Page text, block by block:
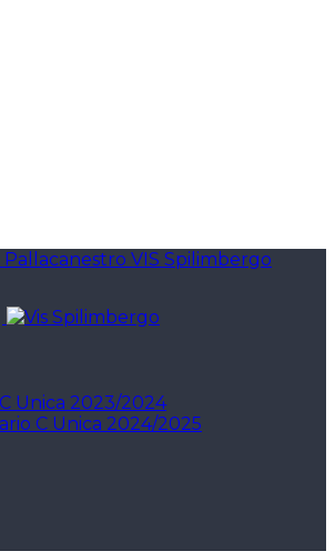
Pallacanestro VIS Spilimbergo
Unica 2023/2024
C Unica 2024/2025